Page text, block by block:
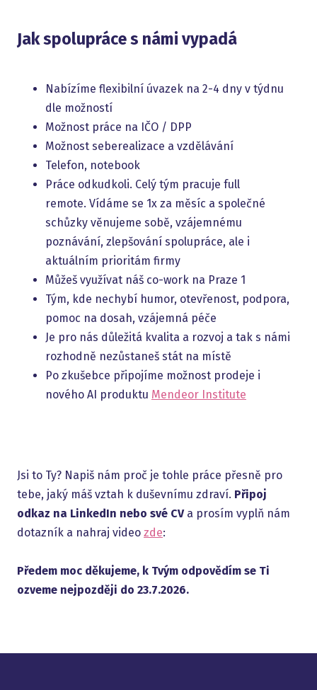
Jak spolupráce s námi vypadá
Nabízíme flexibilní úvazek na 2-4 dny v týdnu
dle možností
Možnost práce na IČO / DPP
Možnost seberealizace a vzdělávání
Telefon, notebook
Práce odkudkoli. Celý tým pracuje full
remote. Vídáme se 1x za měsíc a společné
schůzky věnujeme sobě, vzájemnému
poznávání, zlepšování spolupráce, ale i
aktuálním prioritám firmy
Můžeš využívat náš co-work na Praze 1
Tým, kde nechybí humor, otevřenost, podpora,
pomoc na dosah, vzájemná péče
Je pro nás důležitá kvalita a rozvoj a tak s námi
rozhodně nezůstaneš stát na místě
Po zkušebce připojíme možnost prodeje i
nového AI produktu Mendeor Institute
Jsi to Ty? Napiš nám proč je tohle práce přesně pro
tebe, jaký máš vztah k duševnímu zdraví. Připoj
odkaz na LinkedIn nebo své CV a prosím vyplň nám
dotazník a nahraj video zde:
Předem moc děkujeme, k Tvým odpovědím se Ti
ozveme nejpozději do 23.7.2026.